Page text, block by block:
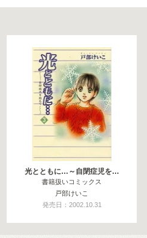
光とともに…～自閉症児を…
書籍扱いコミックス
戸部けいこ
発売日：2002.10.31